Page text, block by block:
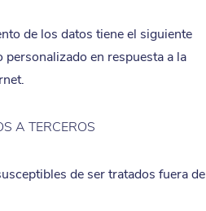
de los datos tiene el siguiente
en respuesta a la
A TERCEROS
de ser tratados fuera de